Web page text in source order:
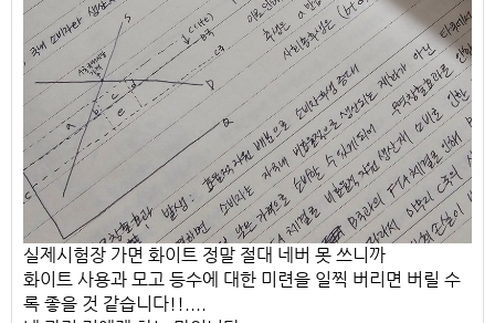
실제시험장 가면 화이트 정말 절대 네버 못 쓰니까
화이트 사용과 모고 등수에 대한 미련을 일찍 버리면 버릴 수
록 좋을 것 같습니다!!....